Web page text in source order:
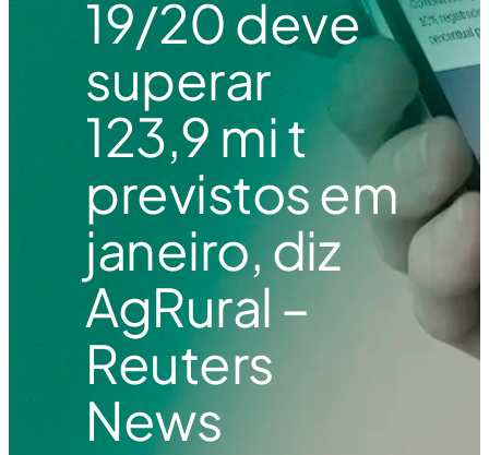
19/20 deve
superar
123,9 mi t
previstos em
janeiro, diz
AgRural –
Reuters
News